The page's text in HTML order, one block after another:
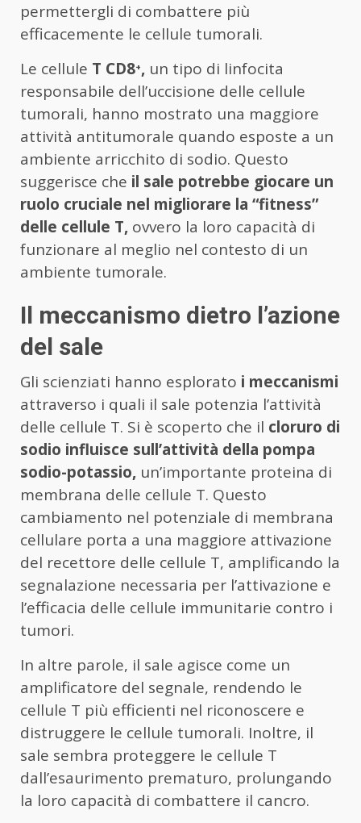
permettergli di combattere più
efficacemente le cellule tumorali.
Le cellule T CD8⁺, un tipo di linfocita
responsabile dell’uccisione delle cellule
tumorali, hanno mostrato una maggiore
attività antitumorale quando esposte a un
ambiente arricchito di sodio. Questo
suggerisce che il sale potrebbe giocare un
ruolo cruciale nel migliorare la “fitness”
delle cellule T, ovvero la loro capacità di
funzionare al meglio nel contesto di un
ambiente tumorale.
Il meccanismo dietro l’azione
del sale
Gli scienziati hanno esplorato i meccanismi
attraverso i quali il sale potenzia l’attività
delle cellule T. Si è scoperto che il cloruro di
sodio influisce sull’attività della pompa
sodio-potassio, un’importante proteina di
membrana delle cellule T. Questo
cambiamento nel potenziale di membrana
cellulare porta a una maggiore attivazione
del recettore delle cellule T, amplificando la
segnalazione necessaria per l’attivazione e
l’efficacia delle cellule immunitarie contro i
tumori.
In altre parole, il sale agisce come un
amplificatore del segnale, rendendo le
cellule T più efficienti nel riconoscere e
distruggere le cellule tumorali. Inoltre, il
sale sembra proteggere le cellule T
dall’esaurimento prematuro, prolungando
la loro capacità di combattere il cancro.